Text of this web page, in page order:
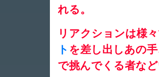
れる。
リアクションは様
ト を差し出しあの
で挑んでくる者な